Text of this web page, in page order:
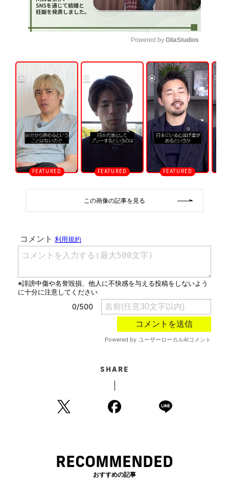
n
m
u
t
e
Powered by GliaStudios
この画像の記事を見る
SHARE
RECOMMENDED
おすすめの記事